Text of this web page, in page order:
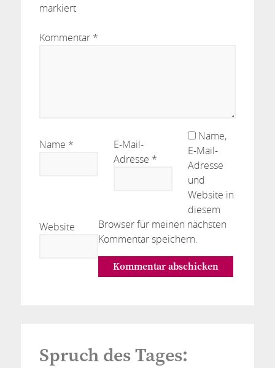
markiert
Kommentar *
Name *
E-Mail-
Adresse *
Website
Name,
E-Mail-
Adresse
und
Website in
diesem
Browser für meinen nächsten
Kommentar speichern.
Spruch des Tages: